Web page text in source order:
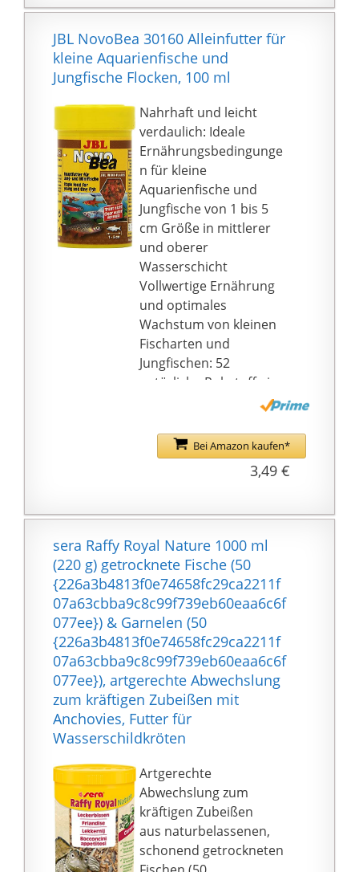
physischen
Ernährungsanforderun
gen
Sticks bleiben
formstabil und trüben
nicht das Wasser /
Leichte Aufnahme und
hohe Verdaulichkeit
sorgen für eine
verbesserte
Wasserqualität
JBL NovoBea 30160 Alleinfutter für
kleine Aquarienfische und
Jungfische Flocken, 100 ml
Nahrhaft und leicht
verdaulich: Ideale
Ernährungsbedingunge
n für kleine
Aquarienfische und
Jungfische von 1 bis 5
cm Größe in mittlerer
und oberer
Wasserschicht
Vollwertige Ernährung
und optimales
Wachstum von kleinen
Fischarten und
Jungfischen: 52
natürliche Rohstoffe in
sieben Futterflocken
Reduziertes
Algenwachstum durch
bessere Wasserqualität
durch bessere
Verdaulichkeit des
Futters, wodurch die
Ausscheidungen der
Fische reduziert werden
Fische wählen JBl-
Futter:
98,5{226a3b4813f0e746
58fc29ca2211f07a63cbb
a9c8c99f739eb60eaa6c
6f077ee} aller
Fischarten haben bei
Forschungs-
Expeditionen in
Süßgewässern das JBl
Futter sofort
angenommen. Keine
Verarbeitung von Billig-
Bei Amazon kaufen*
3,49 €
sera Raffy Royal Nature 1000 ml
(220 g) getrocknete Fische (50
{226a3b4813f0e74658fc29ca2211f
07a63cbba9c8c99f739eb60eaa6c6f
077ee}) & Garnelen (50
{226a3b4813f0e74658fc29ca2211f
07a63cbba9c8c99f739eb60eaa6c6f
077ee}), artgerechte Abwechslung
zum kräftigen Zubeißen mit
Anchovies, Futter für
Wasserschildkröten
Artgerechte
Abwechslung zum
kräftigen Zubeißen
aus naturbelassenen,
schonend getrockneten